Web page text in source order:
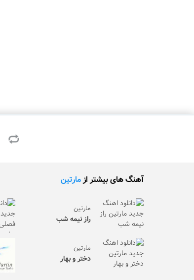
آهنگ های بیشتر ازمارتین
مارتین
راز نیمه شب
مارتین
دختر و بهار